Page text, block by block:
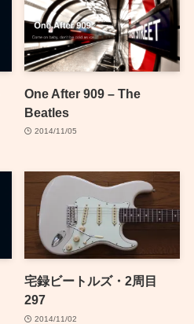
One After 909 – The
Beatles
2014/11/05
宅録ビートルズ・2周目
297
2014/11/02